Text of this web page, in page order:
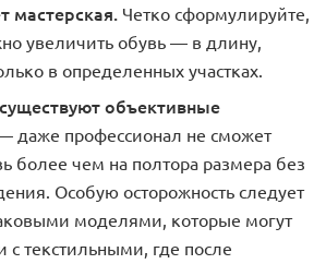
мастерская.Четко сформулируйте,
увеличить обувь — в длину,
в определенных участках.
объективные
даже профессионал не сможет
более чем на полтора размера без
Особую осторожность следует
моделями, которые могут
с текстильными, где после